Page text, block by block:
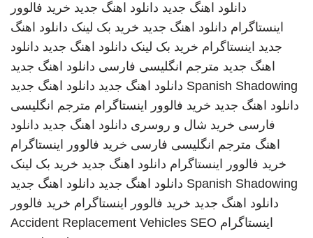
دانلود اهنگ جدید دانلود اهنگ جدید خرید فالوور
اینستاگرام دانلود اهنگ جدید خرید بک لینک دانلود اهنگ
جدید اینستاگرام خرید بک لینک دانلود اهنگ جدید دانلود
اهنگ جدید مترجم انگلیسی فارسی دانلود اهنگ جدید
Spanish Shadowing دانلود اهنگ جدید دانلود اهنگ جدید
دانلود اهنگ جدید خرید فالوور اینستاگرام مترجم انگلیسی
فارسی خرید شال و روسری دانلود اهنگ جدید دانلود
اهنگ مترجم انگلیسی فارسی خرید فالوور اینستاگرام
خرید فالوور اینستاگرام دانلود اهنگ جدید خرید بک لینک
Spanish Shadowing دانلود اهنگ جدید دانلود اهنگ جدید
دانلود اهنگ جدید خرید فالوور اینستاگرام خرید فالوور
اینستاگرام
Accident Replacement Vehicles SEO